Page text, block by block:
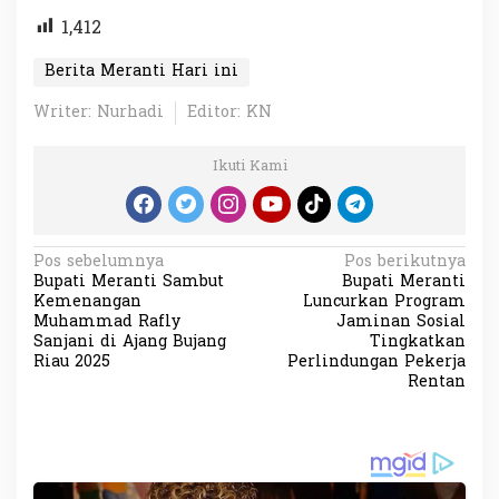
1,412
Berita Meranti Hari ini
Writer: Nurhadi
Editor: KN
Ikuti Kami
N
a
v
i
i
Pos sebelumnya
Bupati Meranti Sambut
Kemenangan
Muhammad Rafly
Sanjani di Ajang Bujang
Riau 2025
Pos berikutnya
Bupati Meranti
Luncurkan Program
Jaminan Sosial
Tingkatkan
Perlindungan Pekerja
Rentan